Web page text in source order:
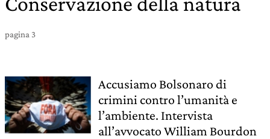
pagina 3
Accusiamo Bolsonaro di
crimini contro l’umanità e
l’ambiente. Intervista
all’avvocato William Bourdon